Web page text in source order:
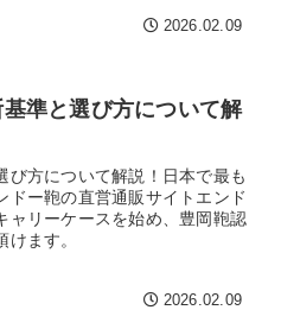
2026.02.09
準と選び方について解
び方について解説！日本で最も
ドー鞄の直営通販サイトエンド
ャリーケースを始め、豊岡鞄認
ます。
2026.02.09